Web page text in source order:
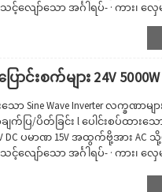
င့်လျော်သော အင်္ဂါရပ်- · ကား၊ လှေ
ဗာတာကို သယ်ဆောင်ရလွယ်ကူပြီး မီး
ောင်းစက်များ 24V
းသော Sine Wave Inverter လက္
ြ/ပိတ်ခြင်း l ပေါင်းစပ်ထား
ပမာဏ 15V အထွက်ဗို့အား AC သို့
င့်လျော်သော အင်္ဂါရပ်- · ကား၊ လှေ